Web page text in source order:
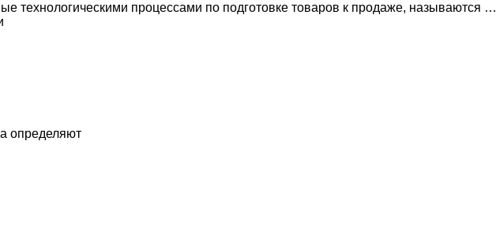
технологическими процессами по подготовке товаров к продаже, называются …
определяют